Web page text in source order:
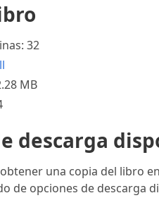
32
MB
descarga
una copia del libro
de opciones de descarga